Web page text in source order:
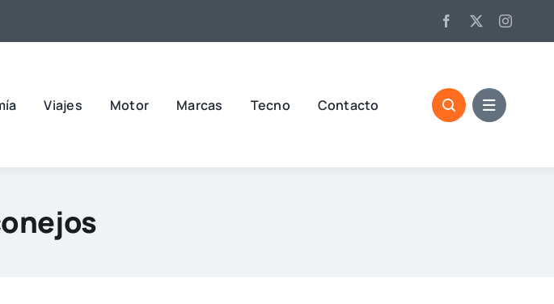
Viajes Motor Marcas Tecno Contacto